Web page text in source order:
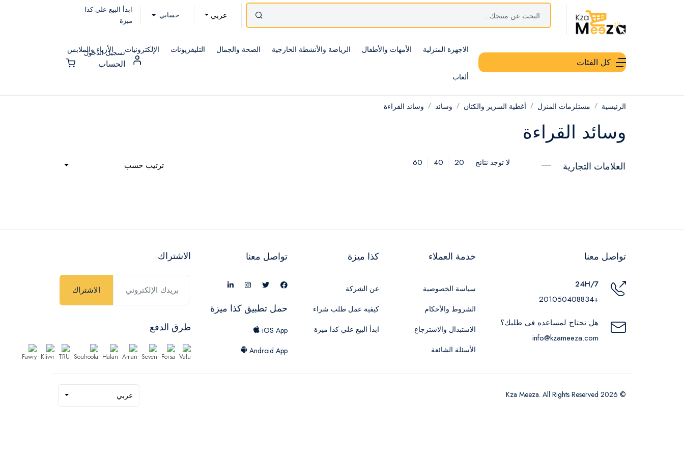
عربي حسابي
ابدأ البيع علي كذا
ميزة
كل الفئات
الاجهزة المنزلية الأمهات والأطفال الرياضة والأنشطة الخارجية الصحة والجمال التليفزيونات الإلكترونيات الأزياء والملابس
ألعاب
تسجيل الدخول
الحساب
الرئيسية مستلزمات المنزل أغطية السرير والكتان وسائد وسائد القراءة
وسائد القراءة
العلامات التجارية لا توجد نتائج 20
40
60 ترتيب حسب
تواصل معنا
24H/7
+201050408834
هل تحتاج لمساعده في طلبك؟
info@kzameeza.com
خدمة العملاء
سياسة الخصوصية
الشروط والأحكام
الاستبدال والاسترجاع
الأسئلة الشائعة
كذا ميزة
عن الشركة
كيفية عمل طلب شراء
ابدأ البيع علي كذا ميزة
تواصل معنا
حمل تطبيق كذا ميزة
iOS App
Android App
الاشتراك
الاشتراك
طرق الدفع
© 2026 Kza Meeza. All Rights Reserved عربي